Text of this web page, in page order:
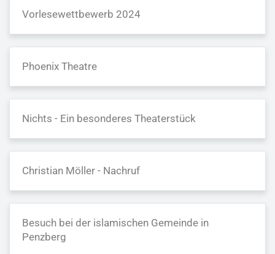
Vorlesewettbewerb 2024
Phoenix Theatre
Nichts - Ein besonderes Theaterstück
Christian Möller - Nachruf
Besuch bei der islamischen Gemeinde in
Penzberg